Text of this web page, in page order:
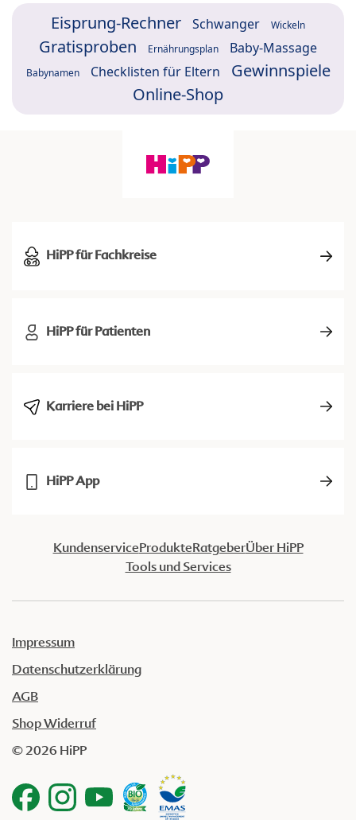
Eisprung-Rechner Schwanger Wickeln
Gratisproben Ernährungsplan Baby-Massage
Babynamen Checklisten für Eltern
Gewinnspiele
Online-Shop
HiPP für Fachkreise
HiPP für Patienten
Karriere bei HiPP
HiPP App
KundenserviceProdukteRatgeberÜber HiPP
Tools und Services
Impressum
Datenschutzerklärung
AGB
Shop Widerruf
© 2026 HiPP